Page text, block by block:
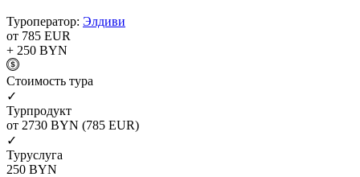
Туроператор: Элдиви
от 785 EUR
+ 250 BYN
Cтоимость тура
✓
Турпродукт
от 2730 BYN (785 EUR)
✓
Туруслуга
250 BYN